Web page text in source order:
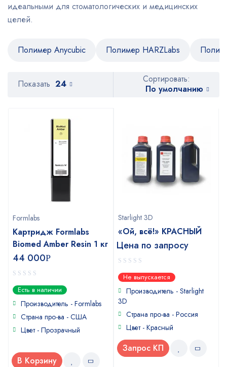
идеальными для стоматологических и медицинских
целей.
Полимер Anycubic Полимер HARZLabs
Сортировать:
По умолчанию
Показать 24
Formlabs
Картридж Formlabs
Biomed Amber Resin 1 кг
44 000Р
0
out
of
Есть в наличии
Производитель - Formlabs
Страна про-ва - США
Цвет - Прозрачный
В Корзину
Starlight 3D
«Ой, всё!» КРАСНЫЙ
Цена по запросу
0
out
of
5
Не выпускается
Производитель - Starlight
3D
Страна про-ва - Россия
Цвет - Красный
Запрос КП